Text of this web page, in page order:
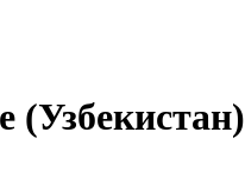
(Узбекистан)